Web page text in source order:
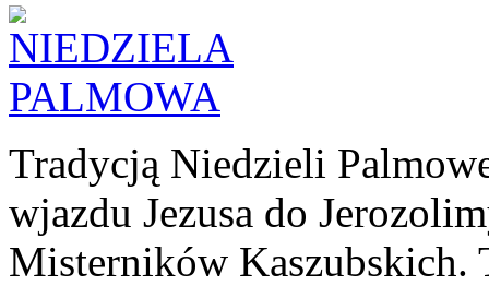
Tradycją Niedzieli
wjazdu Jezusa do
Misterników Kaszubskich.